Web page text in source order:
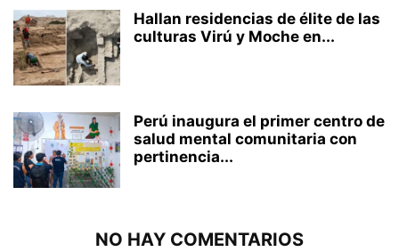
Hallan residencias de élite de las
culturas Virú y Moche en...
Perú inaugura el primer centro de
salud mental comunitaria con
pertinencia...
NO HAY COMENTARIOS